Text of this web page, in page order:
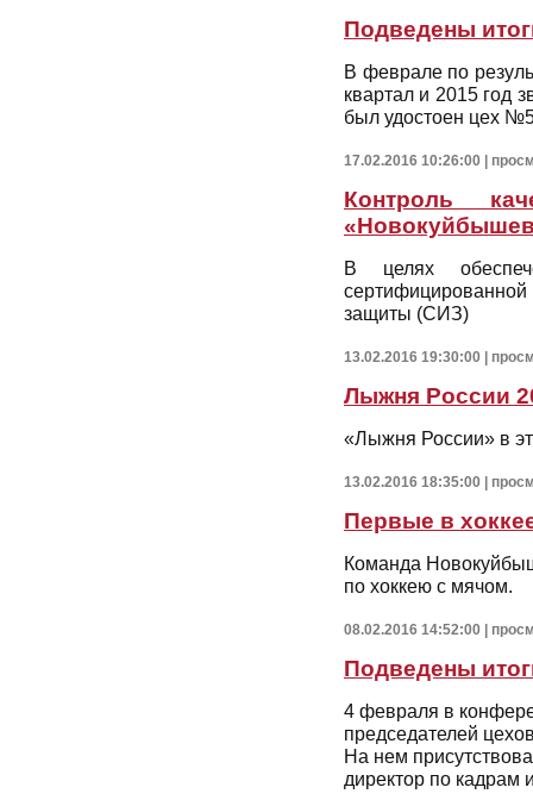
Подведены
В феврале по
квартал и 2015 год
был удостоен цех
17.02.2016 10:26:00 |
Контроль
В целях
защиты (СИЗ)
13.02.2016 19:30:00 |
Лыжня России
«Лыжня России» в
13.02.2016 18:35:00 |
Первые в
Команда
по хоккею с мячом.
08.02.2016 14:52:00 |
Подведены
4 февраля в
председателей
На нем
директор по